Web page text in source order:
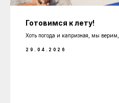
Готовимся к лету!
Хоть погода и капризная, мы верим,
29.04.2026